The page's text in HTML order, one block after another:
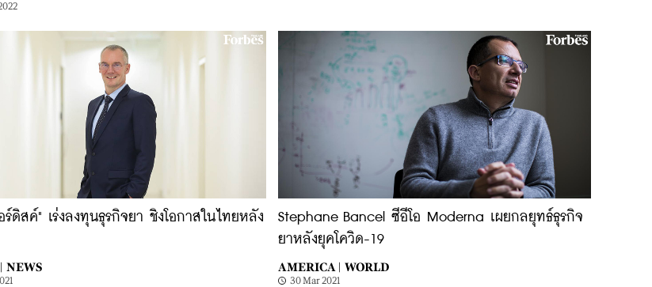
ร์ดิสค์" เร่งลงทุนธุรกิจยา ชิงโอกาสในไทยหลัง
NEWS
Stephane Bancel ซีอีโอ Moderna เผยกลยุทธ์ธุรกิจ
ยาหลังยุคโควิด-19
AMERICA | WORLD
30 Mar 2021